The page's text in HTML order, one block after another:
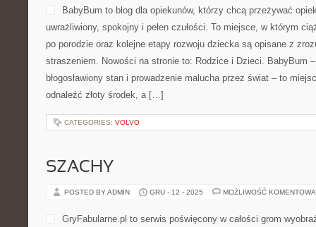
BabyBum to blog dla opiekunów, którzy chcą przeżywać
uwrażliwiony, spokojny i pełen czułości. To miejsce, w którym
po porodzie oraz kolejne etapy rozwoju dziecka są opisane z
straszeniem. Nowości na stronie to: Rodzice i Dzieci. BabyBum
błogosławiony stan i prowadzenie malucha przez świat – to
odnaleźć złoty środek, a […]
CATEGORIES: VOLVO
SZACHY
POSTED BY ADMIN GRU - 12 - 2025 MOŻLIWOŚĆ
GryFabularne.pl to serwis poświęcony w całości grom